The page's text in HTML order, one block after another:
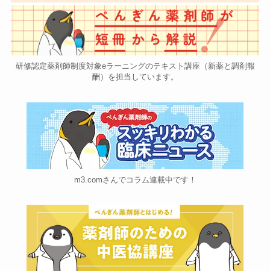
研修認定薬剤師制度対象eラーニングのテキスト講座（新薬と調剤報
酬）を担当しています。
m3.comさんでコラム連載中です！